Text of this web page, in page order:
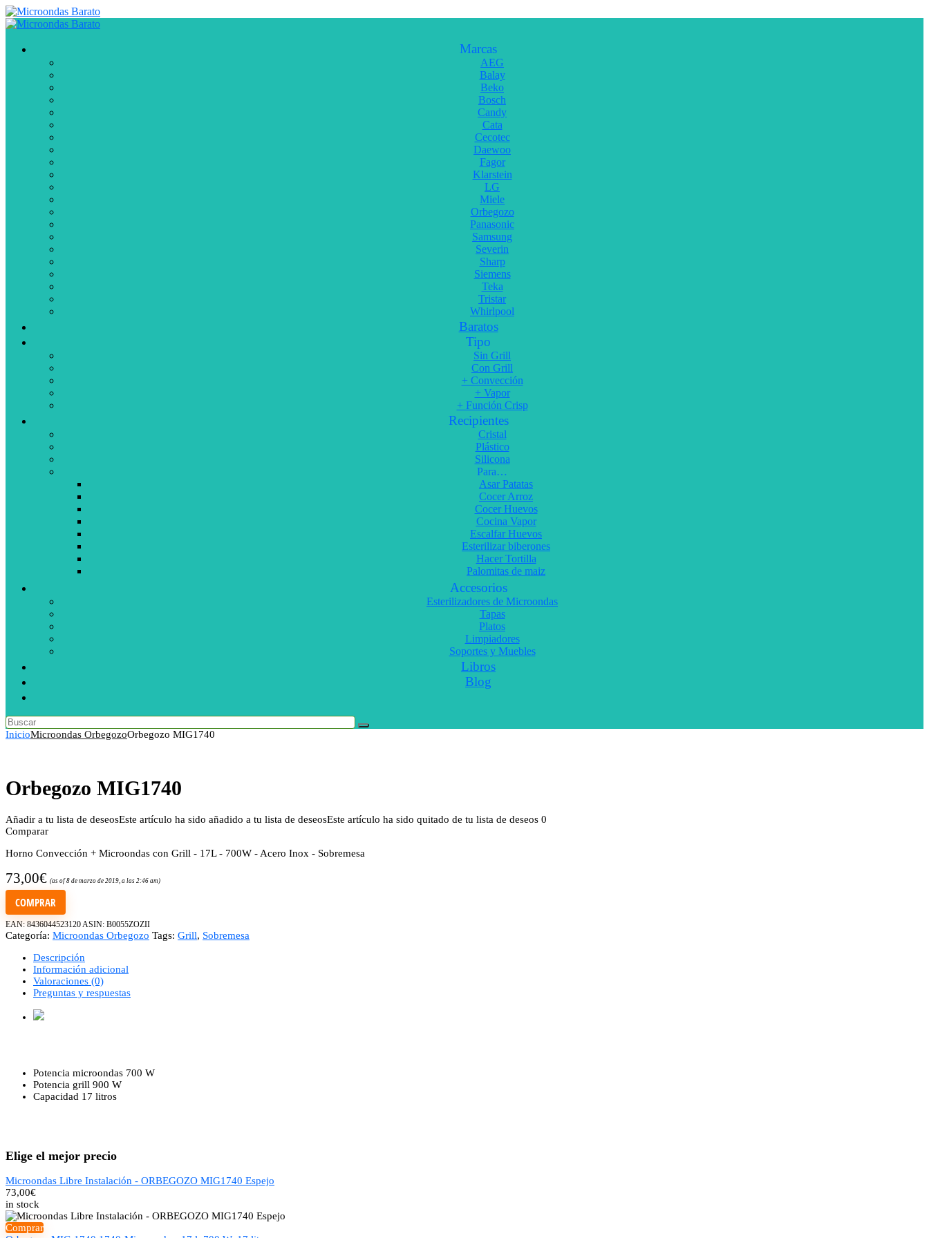
Marcas
AEG
Balay
Beko
Bosch
Candy
Cata
Cecotec
Daewoo
Fagor
Klarstein
LG
Miele
Orbegozo
Panasonic
Samsung
Severin
Sharp
Siemens
Teka
Tristar
Whirlpool
Baratos
Tipo
Sin Grill
Con Grill
+ Convección
+ Vapor
+ Función Crisp
Recipientes
Cristal
Plástico
Silicona
Para…
Asar Patatas
Cocer Arroz
Cocer Huevos
Cocina Vapor
Escalfar Huevos
Esterilizar biberones
Hacer Tortilla
Palomitas de maiz
Accesorios
Esterilizadores de Microondas
Tapas
Platos
Limpiadores
Soportes y Muebles
Libros
Blog
InicioMicroondas OrbegozoOrbegozo MIG1740
Orbegozo MIG1740
Añadir a tu lista de deseosEste artículo ha sido añadido a tu lista de deseosEste artículo ha sido quitado de tu lista de deseos 0
Comparar
Horno Convección + Microondas con Grill - 17L - 700W - Acero Inox - Sobremesa
73,00€ (as of 8 de marzo de 2019, a las 2:46 am)
COMPRAR
EAN: 8436044523120ASIN: B0055ZOZII
Categoría: Microondas Orbegozo Tags: Grill, Sobremesa
Descripción
Información adicional
Valoraciones (0)
Preguntas y respuestas
Potencia microondas 700 W
Potencia grill 900 W
Capacidad 17 litros
Elige el mejor precio
Microondas Libre Instalación - ORBEGOZO MIG1740 Espejo
73,00€
in stock
Comprar